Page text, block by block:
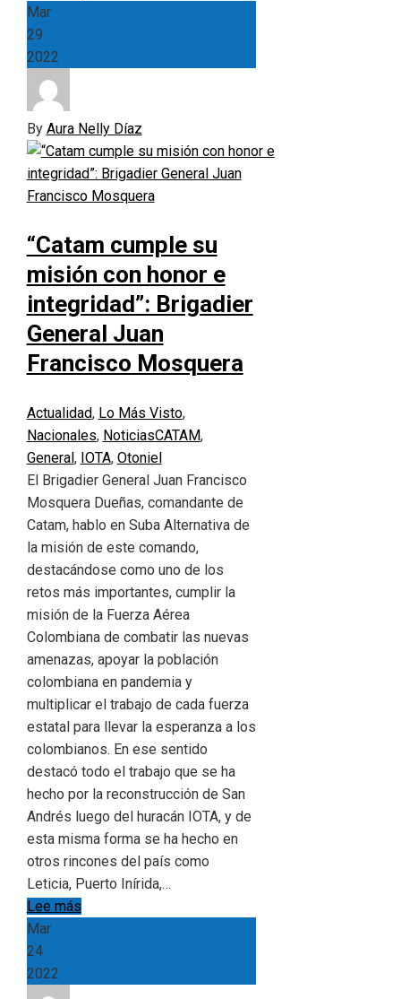
Mar
29
2022
By Aura Nelly Díaz
“Catam cumple su
misión con honor e
integridad”: Brigadier
General Juan
Francisco Mosquera
Actualidad, Lo Más Visto,
Nacionales, NoticiasCATAM,
General , IOTA, Otoniel
El Brigadier General Juan Francisco
Mosquera Dueñas, comandante de
Catam, hablo en Suba Alternativa de
la misión de este comando,
destacándose como uno de los
retos más importantes, cumplir la
misión de la Fuerza Aérea
Colombiana de combatir las nuevas
amenazas, apoyar la población
colombiana en pandemia y
multiplicar el trabajo de cada fuerza
estatal para llevar la esperanza a los
colombianos. En ese sentido
destacó todo el trabajo que se ha
hecho por la reconstrucción de San
Andrés luego del huracán IOTA, y de
esta misma forma se ha hecho en
otros rincones del país como
Leticia, Puerto Inírida,…
Lee más
Mar
24
2022